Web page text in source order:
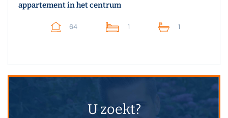
appartement in het centrum
64 1 1
U zoekt?